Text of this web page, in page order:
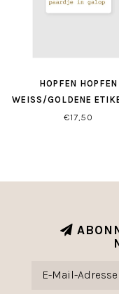
HOPFEN HOPFEN
WEISS/GOLDENE
500 STÜCK)
€17,50